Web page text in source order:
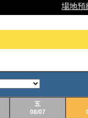
場地預
五
08/07